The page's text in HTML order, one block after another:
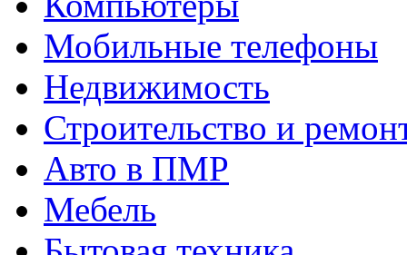
Мобильные телефоны
Недвижимость
Строительство и
Авто в ПМР
Мебель